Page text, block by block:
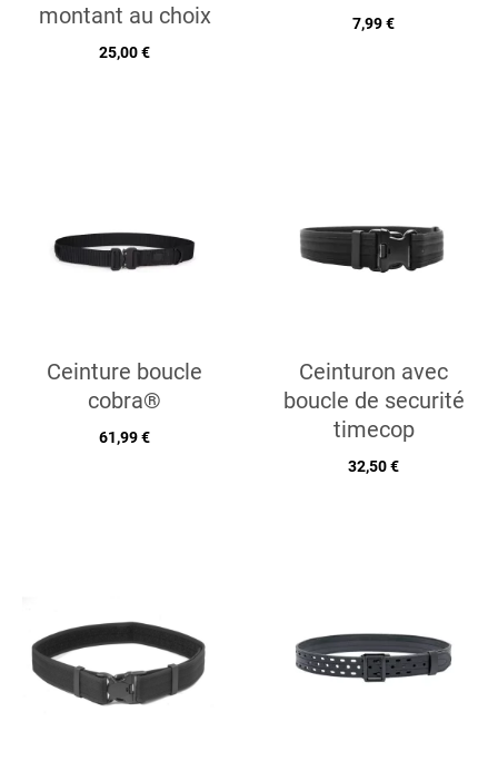
montant au choix
25,00 €
7,99 €
Ceinture boucle
cobra®
61,99 €
Ceinturon avec
boucle de securité
timecop
32,50 €